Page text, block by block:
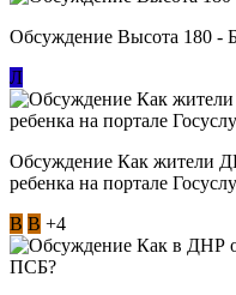
Обсуждение Высота 180 -
Л
Обсуждение Как жители
ребенка на портале
В В +4